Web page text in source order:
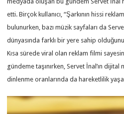
etti. Birçok kullanıcı, “Şarkının hissi
bulunurken, bazı müzik sayfaları da
dünyasında farklı bir yere sahip
Kısa sürede viral olan reklam filmi
gündeme taşınırken, Servet İnal’ın
dinlenme oranlarında da hareketlilik